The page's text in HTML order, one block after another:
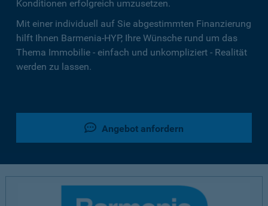
Konditionen erfolgreich umzusetzen.
Mit einer individuell auf Sie abgestimmten Finanzierung
hilft Ihnen Barmenia-HYP, Ihre Wünsche rund um das
Thema Immobilie - einfach und unkompliziert - Realität
werden zu lassen.
Angebot anfordern